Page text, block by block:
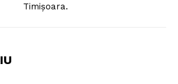
Timișoara.